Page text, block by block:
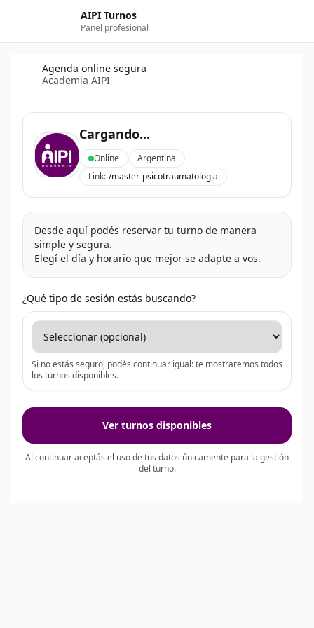
AIPI Turnos
Panel profesional
Agenda online segura
Academia AIPI
Cargando...
Online
Argentina
Link: /master-psicotraumatologia
Desde aquí podés reservar tu turno de manera
simple y segura.
Elegí el día y horario que mejor se adapte a vos.
¿Qué tipo de sesión estás buscando?
Si no estás seguro, podés continuar igual: te mostraremos todos
los turnos disponibles.
Ver turnos disponibles
Al continuar aceptás el uso de tus datos únicamente para la gestión
del turno.